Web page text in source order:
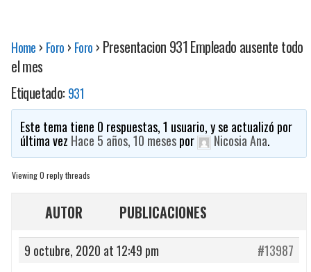
Home › Foro › Foro › Presentacion 931 Empleado ausente todo
el mes
Etiquetado:931
Este tema tiene 0 respuestas, 1 usuario, y se actualizó por
última vez Hace 5 años, 10 mesespor Nicosia Ana.
Viewing 0 reply threads
AUTOR PUBLICACIONES
9 octubre, 2020 at 12:49 pm
#13987